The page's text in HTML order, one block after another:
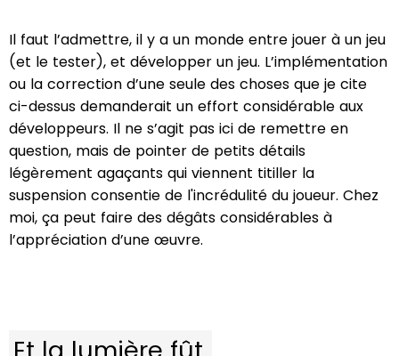
Il faut l’admettre, il y a un monde entre jouer à un jeu
(et le tester), et développer un jeu. L’implémentation
ou la correction d’une seule des choses que je cite
ci-dessus demanderait un effort considérable aux
développeurs. Il ne s’agit pas ici de remettre en
question, mais de pointer de petits détails
légèrement agaçants qui viennent titiller la
suspension consentie de l'incrédulité du joueur. Chez
moi, ça peut faire des dégâts considérables à
l’appréciation d’une œuvre.